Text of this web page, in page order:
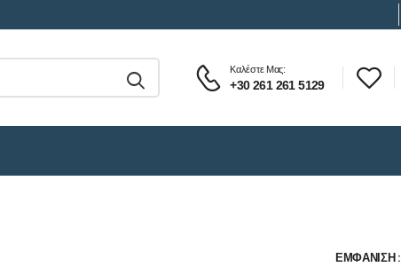
Καλέστε Μας:
+30 261 261 5129
ΕΜΦΆΝΙΣΗ :